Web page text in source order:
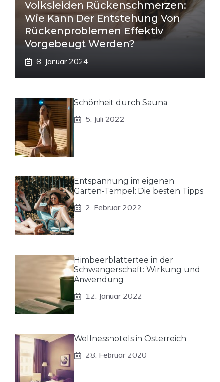
Volksleiden Rückenschmerzen:
Wie Kann Der Entstehung Von
Rückenproblemen Effektiv
Vorgebeugt Werden?
8. Januar 2024
Schönheit durch Sauna
5. Juli 2022
Entspannung im eigenen
Garten-Tempel: Die besten Tipps
2. Februar 2022
Himbeerblättertee in der
Schwangerschaft: Wirkung und
Anwendung
12. Januar 2022
Wellnesshotels in Österreich
28. Februar 2020